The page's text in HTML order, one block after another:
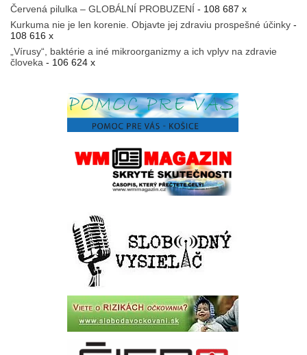
Červená pilulka – GLOBÁLNÍ PROBUZENÍ - 108 687 x
Kurkuma nie je len korenie. Objavte jej zdraviu prospešné účinky -
108 616 x
„Vírusy“, baktérie a iné mikroorganizmy a ich vplyv na zdravie
človeka - 106 624 x